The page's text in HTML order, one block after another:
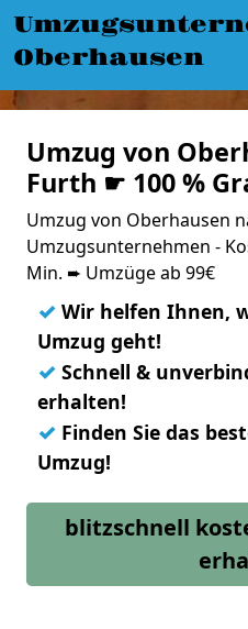
Oberhausen
Umzug von
Furth ☛ 100 %
Umzug von Oberhausen
Umzugsunternehmen -
Min. ➨ Umzüge ab 99€
✓ Wir helfen Ihnen,
Umzug geht!
✓ Schnell &
erhalten!
✓ Finden Sie das
Umzug!
blitzschnell